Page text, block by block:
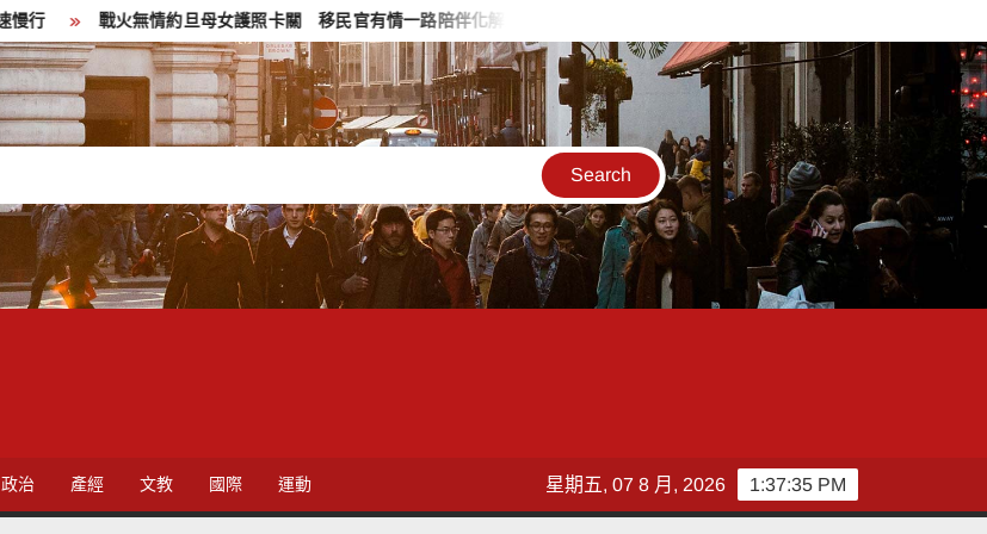
戰火無情約旦母女護照卡關 移民官有情一路陪伴化解危機
政治 產經 文教 國際 運動 1:37:36 PM
星期五, 07 8 月, 2026